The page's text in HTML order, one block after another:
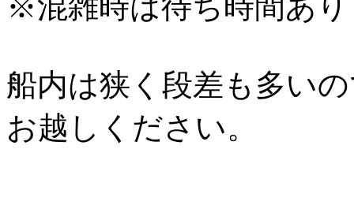
※混雑時は待ち時間あり
船内は狭く段差も多い
お越しください。